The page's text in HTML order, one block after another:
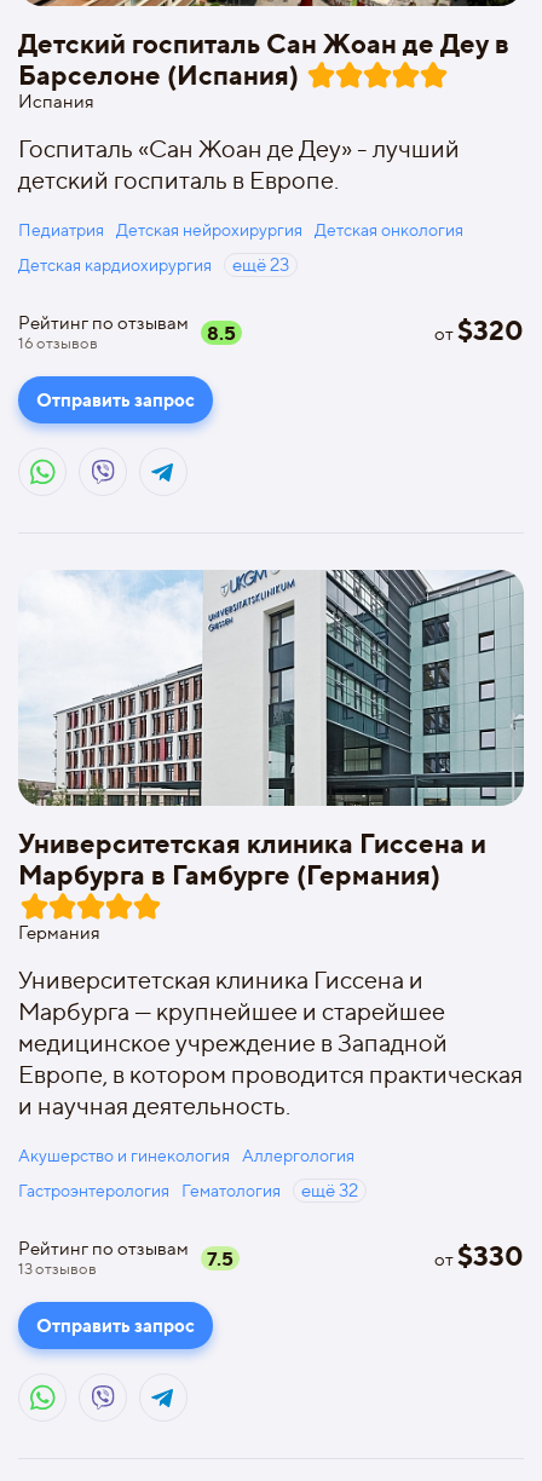
Детский госпиталь Сан Жоан де Деу в
Барселоне (Испания)
Испания
Госпиталь «Сан Жоан де Деу» - лучший
детский госпиталь в Европе.
Педиатрия Детская нейрохирургия
Детская онкология
Детская кардиохирургия
ещё23
Рейтинг по отзывам
16отзывов 8.5 от$320
Отправить запрос
Университетская клиника Гиссена и
Марбурга в Гамбурге (Германия)
Германия
Университетская клиника Гиссена и
Марбурга — крупнейшее и старейшее
медицинское учреждение в Западной
Европе, в котором проводится практическая
и научная деятельность.
Акушерство и гинекология
Аллергология
Гастроэнтерология
Гематология ещё32
Рейтинг по отзывам
13отзывов 7.5 от$330
Отправить запрос